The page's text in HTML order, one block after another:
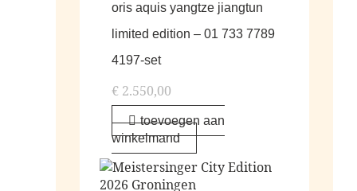
oris aquis yangtze jiangtun
limited edition – 01 733 7789
4197-set
€ 2.550,00
toevoegen aan
winkelmand